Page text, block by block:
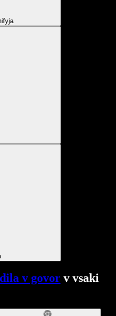
v govor v vsaki